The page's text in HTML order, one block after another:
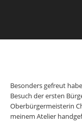
Besonders gefreut
Besuch der ersten
Oberbürgermeisterin
meinem Atelier